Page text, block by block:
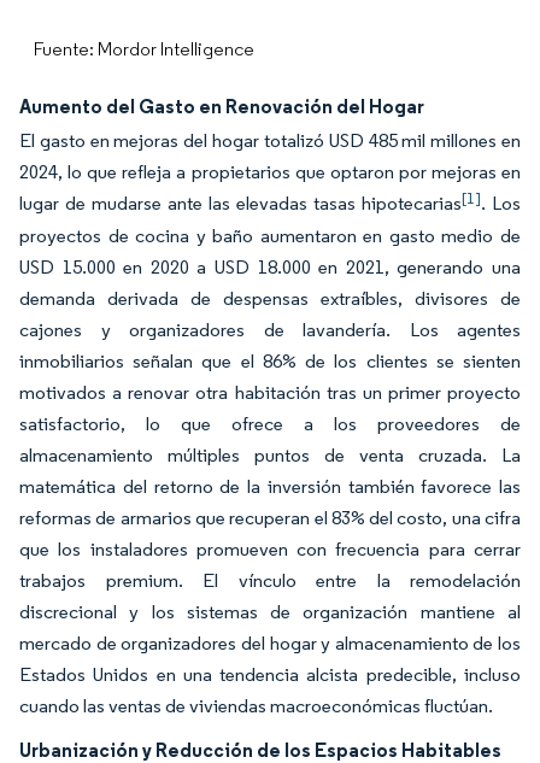
Fuente: Mordor Intelligence
Aumento del Gasto en Renovación del Hogar
El gasto en mejoras del hogar totalizó USD 485 mil millones en
2024, lo que refleja a propietarios que optaron por mejoras en
lugar de mudarse ante las elevadas tasas hipotecarias[1]. Los
proyectos de cocina y baño aumentaron en gasto medio de
USD 15.000 en 2020 a USD 18.000 en 2021, generando una
demanda derivada de despensas extraíbles, divisores de
cajones y organizadores de lavandería. Los agentes
inmobiliarios señalan que el 86% de los clientes se sienten
motivados a renovar otra habitación tras un primer proyecto
satisfactorio, lo que ofrece a los proveedores de
almacenamiento múltiples puntos de venta cruzada. La
matemática del retorno de la inversión también favorece las
reformas de armarios que recuperan el 83% del costo, una cifra
que los instaladores promueven con frecuencia para cerrar
trabajos premium. El vínculo entre la remodelación
discrecional y los sistemas de organización mantiene al
mercado de organizadores del hogar y almacenamiento de los
Estados Unidos en una tendencia alcista predecible, incluso
cuando las ventas de viviendas macroeconómicas fluctúan.
Urbanización y Reducción de los Espacios Habitables